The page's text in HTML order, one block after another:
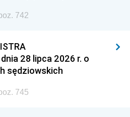
742
28 lipca 2026 r. o
sędziowskich
745